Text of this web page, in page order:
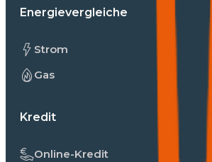
Energievergleiche
Strom
Gas
Kredit
Online-Kredit